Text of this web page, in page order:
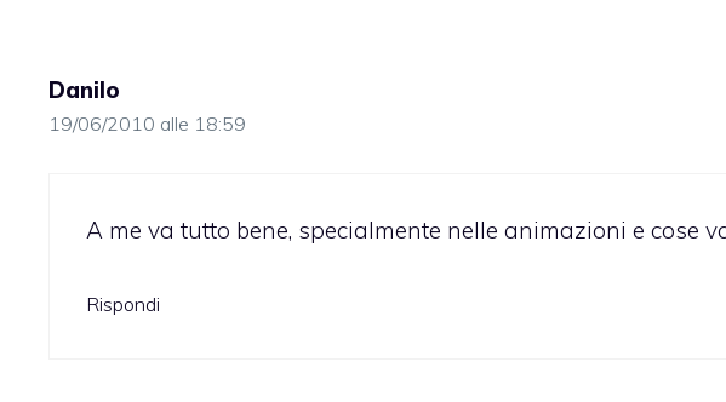
Danilo
19/06/2010 alle 18:59
A me va tutto bene, specialmente nelle animazioni e cose
Rispondi